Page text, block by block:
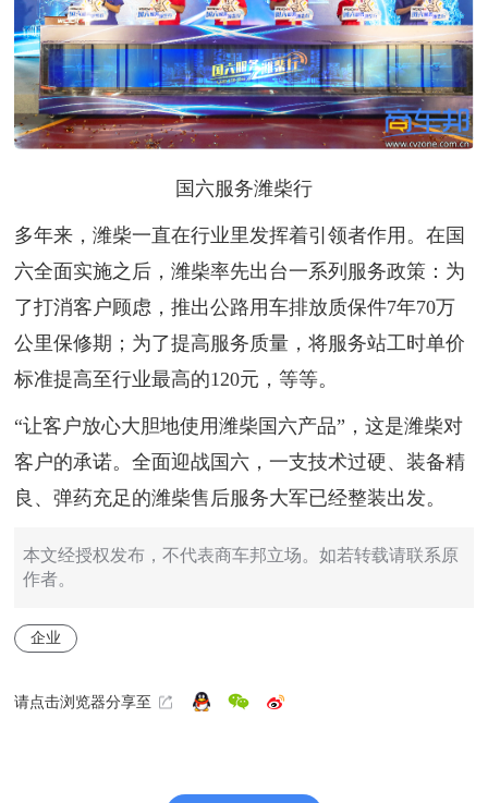
国六服务潍柴行
多年来，潍柴一直在行业里发挥着引领者作用。在国
六全面实施之后，潍柴率先出台一系列服务政策：为
了打消客户顾虑，推出公路用车排放质保件7年70万
公里保修期；为了提高服务质量，将服务站工时单价
标准提高至行业最高的120元，等等。
“让客户放心大胆地使用潍柴国六产品”，这是潍柴对
客户的承诺。全面迎战国六，一支技术过硬、装备精
良、弹药充足的潍柴售后服务大军已经整装出发。
本文经授权发布，不代表商车邦立场。如若转载请联系原
作者。
企业
请点击浏览器分享至